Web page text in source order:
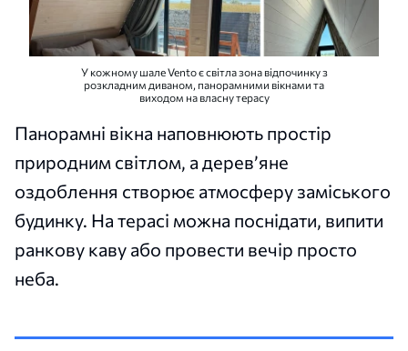
У кожному шале Vento є світла зона відпочинку з
розкладним диваном, панорамними вікнами та
виходом на власну терасу
Панорамні вікна наповнюють простір
природним світлом, а дерев’яне
оздоблення створює атмосферу заміського
будинку. На терасі можна поснідати, випити
ранкову каву або провести вечір просто
неба.